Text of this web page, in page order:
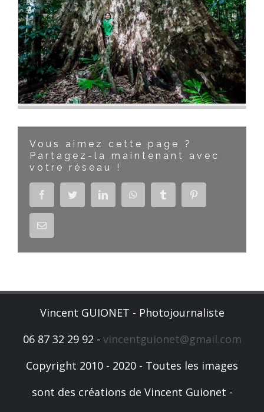
Le cheminement des arbres
Vous aimez cette page ?
Partagez-la maintenant avec
votre réseau !
Facebook Twitter LinkedIn WhatsAppTumblr
Email
Vincent GUIONET - Photojournaliste
06 87 32 29 92 - vincentguionet@gmail.com
Copyright 2010 - 2020 - Toutes les images
sont des créations de Vincent Guionet -